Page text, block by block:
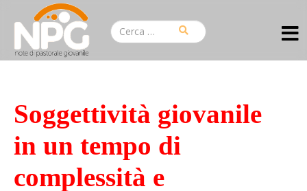
Soggettività giovanile
in un tempo di
complessità e